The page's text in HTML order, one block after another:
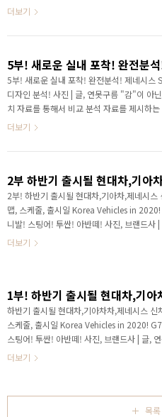
미래에 어떤 신차가 출시되는지 구독자분들의
8월에 들어섰네요! 올해 정말 다양한 신차가
미터가 넘는 미니밴인 신형 카니발은 첫날
가 어렵다고 하는데, 체감 경기도 정말 어려
에서 유일하게 대한민국 자동차 시장을 활화
네요! 프리미엄 브랜드에서 두 번째 SUV를
GV70입니다. 이 차량은 GV80의 동생이고,
로 보시면 보다 세부적인 정보를 얻을 수..
더보기
5부! 새로운 실내 포착! 완전분석! 제네시스
디자인 분석! 사진 | 글, 연못구름 "감"이 아
치 자료를 통해서 비교 분석 자료를 제시하
니다! # 영상으로 보시면 보다 세부적인 소식
는 연못구름입니다. 프리미엄 브랜드인 제네
출시가 예상되는 시점은 10월 경으로 현재
앞으로 3개월도 남지 않았습니다. GV70의
을 작년 9월에 알려드렸는데, 어느덧 1년이 되
출시가 될 것 같습니다. # 영상으로 보시면
다고 생각하면 될 것 같은..
더보기
2부! 하반기 출시될 현대차,기아차,제네시스
맵, 스케줄, 출시일 Korea Vehicles in
니발! 스팅어! 투싼! 아반떼! 사진, 브랜드사
름 "단순 감"이 아닌 정확한 "수치자료"를 통
올해의 하반기에 들어갑니다. 세월 정말 빠
하반기까지 왔네요^^ 하반기에 출시될 차량
리기 위해서 지난 영상에서 1부의 소식으로
시될 차량 소식을 알려드렸습니다. 싼타페
프트, 스팅어 페이스리프트, 카니발 풀체인지,
인지 소식까지 1부 영상에서 ..
더보기
하반기 출시될 현대차,기아차차,제네시스 신
스케줄, 출시일 Korea Vehicles in 2020!
스팅어! 투싼! 아반떼! 사진, 브랜드사 | 글,
순 감"이 아닌 정확한 "수치자료"를 통해서 비
못구름입니다. 벌써 6월까지 왔네요! 올 상
신차가 출시가 되었고, 소식과 시승기로 알려
더보기
목